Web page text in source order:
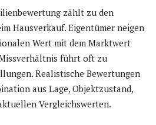
zählt zu den
Hausverkauf. Eigentümer neigen
Wert mit dem Marktwert
führt oft zu
Realistische Bewertungen
aus Lage, Objektzustand,
Vergleichswerten.